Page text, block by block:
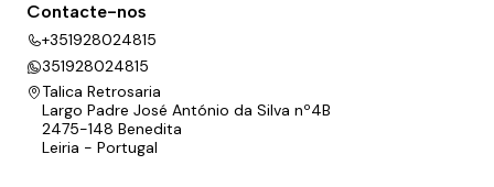
Contacte-nos
+351928024815
351928024815
Talica Retrosaria
Largo Padre José António da Silva nº4B
2475-148 Benedita
Leiria - Portugal